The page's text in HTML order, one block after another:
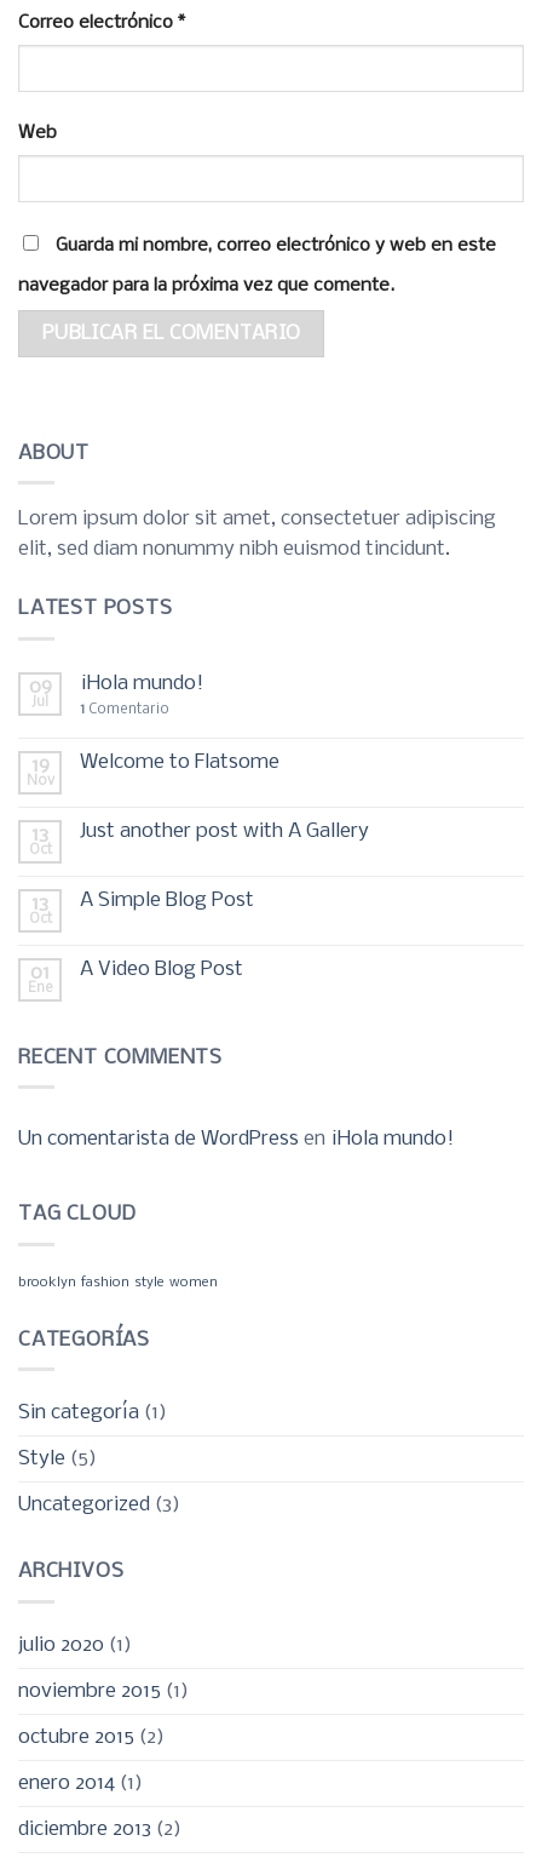
Correo electrónico *
Web
Guarda mi nombre, correo electrónico y web en este
navegador para la próxima vez que comente.
ABOUT
Lorem ipsum dolor sit amet, consectetuer adipiscing
elit, sed diam nonummy nibh euismod tincidunt.
LATEST POSTS
09
Jul
¡Hola mundo!
1 Comentario
19
Nov
Welcome to Flatsome
13
Oct
Just another post with A Gallery
13
Oct
A Simple Blog Post
01
Ene
A Video Blog Post
RECENT COMMENTS
Un comentarista de WordPress en ¡Hola mundo!
TAG CLOUD
brooklyn fashion style women
CATEGORÍAS
Sin categoría (1)
Style (5)
Uncategorized (3)
ARCHIVOS
julio 2020 (1)
noviembre 2015 (1)
octubre 2015 (2)
enero 2014 (1)
diciembre 2013 (2)